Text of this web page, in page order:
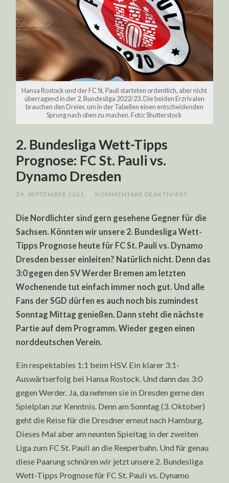
Hansa Rostock und der FC St. Pauli starteten ordentlich, aber nicht
überragend in der 2. Bundesliga 2022/23. Die beiden Erzrivalen
brauchen den Dreier, um in der Tabellen einen entscheidenden
Sprung nach oben zu machen. Foto: Shutterstock
2. Bundesliga Wett-Tipps
Prognose: FC St. Pauli vs.
Dynamo Dresden
29. SEPTEMBER 2021 KOMMENTARE DEAKTIVIERT
WETT-
PROGNOSE:
ST.
PAULI
VS.
Die Nordlichter sind gern gesehene Gegner für die
Sachsen. Könnten wir unsere 2. Bundesliga Wett-
Tipps Prognose heute für FC St. Pauli vs. Dynamo
Dresden besser einleiten? Natürlich nicht. Denn das
3:0 gegen den SV Werder Bremen am letzten
Wochenende tut einfach immer noch gut. Und alle
Fans der SGD dürfen es auch noch bis zumindest
Sonntag Mittag genießen. Dann steht die nächste
Partie auf dem Programm. Wieder gegen einen
norddeutschen Verein.
Ein respektables 1:1 beim HSV. Ein klarer 3:1-
Auswärtserfolg bei Hansa Rostock. Und dann das 3:0
gegen Werder. Ja, da nehmen sie in Dresden gerne den
Spielplan zur Kenntnis. Denn am Sonntag (3. Oktober)
geht die Reise für die Dresdner erneut nach Hamburg.
Dieses Mal aber am neunten Spieltag in der zweiten
Liga zum FC St. Pauli an die Reeperbahn. Und für genau
diese Paarung schnüren wir jetzt unsere 2. Bundesliga
Wett-Tipps Prognose für FC St. Pauli vs. Dynamo